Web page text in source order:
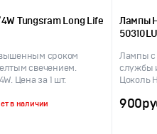
Tungsram Long Life
сроком
свечением.
Цена за 1 шт.
в наличии
Лампы
Лампы
службы
Цоколь
900